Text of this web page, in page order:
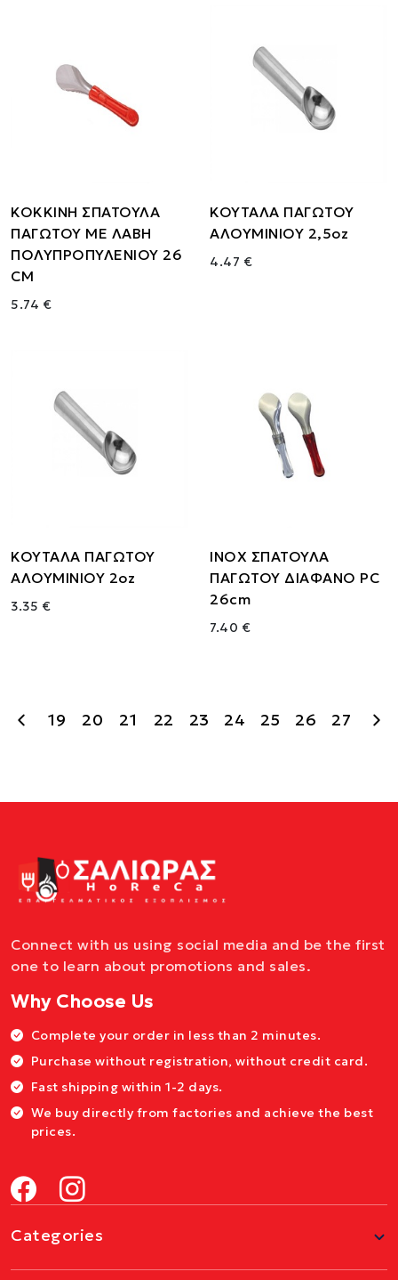
ΚΟΚΚΙΝΗ ΣΠΑΤΟΥΛΑ
ΠΑΓΩΤΟΥ ΜΕ ΛΑΒΗ
ΠΟΛΥΠΡΟΠΥΛΕΝΙΟΥ 26
CM
5.74 €
ΚΟΥΤΑΛΑ ΠΑΓΩΤΟΥ
ΑΛΟΥΜΙΝΙΟΥ 2,5oz
4.47 €
ΚΟΥΤΑΛΑ ΠΑΓΩΤΟΥ
ΑΛΟΥΜΙΝΙΟΥ 2oz
3.35 €
ΙΝΟΧ ΣΠΑΤΟΥΛΑ
ΠΑΓΩΤΟΥ ΔΙΑΦΑΝΟ PC
26cm
7.40 €
19 20 21 22 23 24 25 26 27
Connect with us using social media and be the first
one to learn about promotions and sales.
Why Choose Us
Complete your order in less than 2 minutes.
Purchase without registration, without credit card.
Fast shipping within 1-2 days.
We buy directly from factories and achieve the best
prices.
Categories